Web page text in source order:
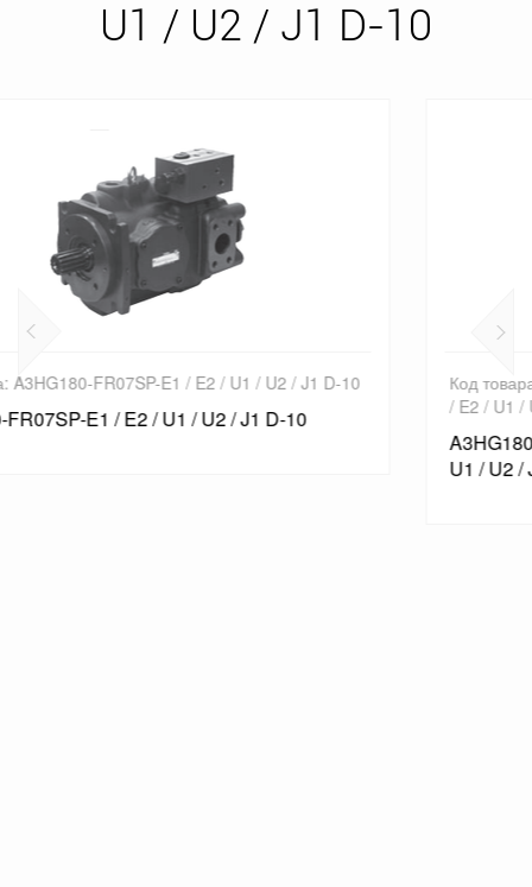
U1 / U2 / J1 D-10
Код товара: A3HG180-LR09V G / H / J / K / L / M / N SP-E1
/ E2 / U1 / U2 / J1 D-10
A3HG180-LR09V G / H / J / K / L / M / N SP-E1 / E2 /